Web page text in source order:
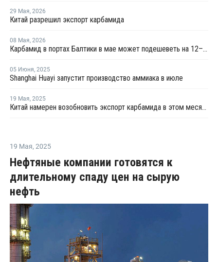
29 Мая, 2026
Китай разрешил экспорт карбамида
08 Мая, 2026
Карбамид в портах Балтики в мае может подешеветь на 12–18%
05 Июня, 2025
Shanghai Huayi запустит производство аммиака в июле
19 Мая, 2025
Китай намерен возобновить экспорт карбамида в этом месяце
19 Мая, 2025
Нефтяные компании готовятся к
длительному спаду цен на сырую
нефть